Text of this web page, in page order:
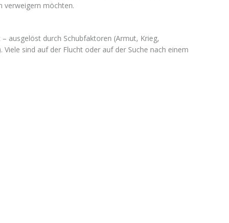
verweigern möchten.
ausgelöst durch Schubfaktoren (Armut, Krieg,
sind auf der Flucht oder auf der Suche nach einem